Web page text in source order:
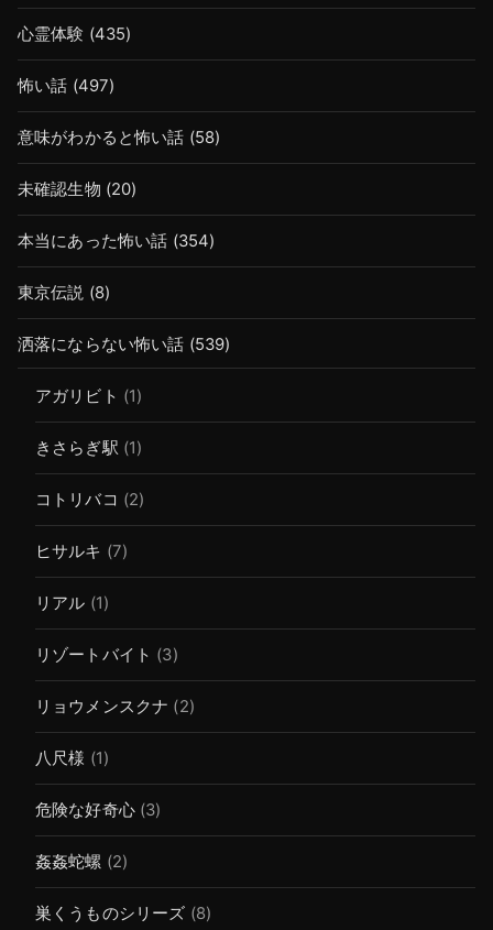
心霊体験 (435)
怖い話 (497)
意味がわかると怖い話 (58)
未確認生物 (20)
本当にあった怖い話 (354)
東京伝説 (8)
洒落にならない怖い話 (539)
アガリビト (1)
きさらぎ駅 (1)
コトリバコ (2)
ヒサルキ (7)
リアル (1)
リゾートバイト (3)
リョウメンスクナ (2)
八尺様 (1)
危険な好奇心(3)
姦姦蛇螺 (2)
巣くうものシリーズ (8)